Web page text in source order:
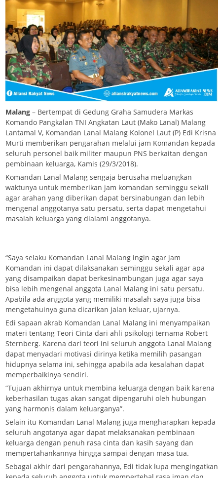
Malang – Bertempat di Gedung Graha Samudera Markas
Komando Pangkalan TNI Angkatan Laut (Mako Lanal) Malang
Lantamal V, Komandan Lanal Malang Kolonel Laut (P) Edi Krisna
Murti memberikan pengarahan melalui jam Komandan kepada
seluruh personel baik militer maupun PNS berkaitan dengan
pembinaan keluarga, Kamis (29/3/2018).
Komandan Lanal Malang sengaja berusaha meluangkan
waktunya untuk memberikan jam komandan seminggu sekali
agar arahan yang diberikan dapat bersinabungan dan lebih
mengenal anggotanya satu persatu, serta dapat mengetahui
masalah keluarga yang dialami anggotanya.
“Saya selaku Komandan Lanal Malang ingin agar jam
Komandan ini dapat dilaksanakan seminggu sekali agar apa
yang disampaikan dapat berkesinambungan juga agar saya
bisa lebih mengenal anggota Lanal Malang ini satu persatu.
Apabila ada anggota yang memiliki masalah saya juga bisa
mengetahuinya guna dicarikan jalan keluar, ujarnya.
Edi sapaan akrab Komandan Lanal Malang ini menyampaikan
materi tentang Teori Cinta dari ahli psikologi ternama Robert
Sternberg. Karena dari teori ini seluruh anggota Lanal Malang
dapat menyadari motivasi dirinya ketika memilih pasangan
hidupnya selama ini, sehingga apabila ada kesalahan dapat
memperbaikinya sendiri.
“Tujuan akhirnya untuk membina keluarga dengan baik karena
keberhasilan tugas akan sangat dipengaruhi oleh hubungan
yang harmonis dalam keluarganya”.
Selain itu Komandan Lanal Malang juga mengharapkan kepada
seluruh angotanya agar dapat melaksanakan pembinaan
keluarga dengan penuh rasa cinta dan kasih sayang dan
mempertahankannya hingga sampai dengan masa tua.
Sebagai akhir dari pengarahannya, Edi tidak lupa mengingatkan